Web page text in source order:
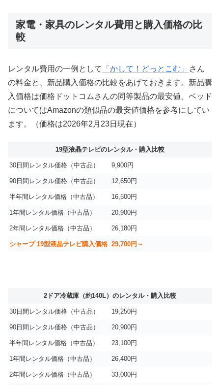
家電・家具のレンタル費用と購入価格の比
較
レンタル費用の一例として 「かして！どっとこむ」
さん
の料金と、新品購入価格の比較をあげておきます。新品購
入価格は価格ドットコムさんの同等製品の最安値、ベッド
についてはAmazonの類似品の最安値価格を参考にしてい
ます。（価格は2026年2月23日現在）
19型液晶テレビのレンタル・購入比較
30日間レンタル価格（中古品） 9,900円
90日間レンタル価格（中古品） 12,650円
半年間レンタル価格（中古品） 16,500円
1年間レンタル価格（中古品） 20,900円
2年間レンタル価格（中古品） 26,180円
シャープ 19型液晶テレビ購入価格 29,700円～
2ドア冷蔵庫（約140L）のレンタル・購入比較
30日間レンタル価格（中古品） 19,250円
90日間レンタル価格（中古品） 20,900円
半年間レンタル価格（中古品） 23,100円
1年間レンタル価格（中古品） 26,400円
2年間レンタル価格（中古品） 33,000円